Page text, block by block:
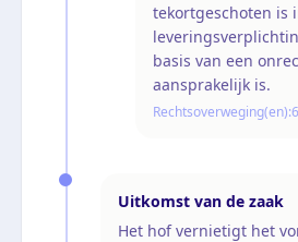
tekortgeschoten is
basis van een
aansprakelijk is.
Rechtsoverweging(en):
Uitkomst van de zaak
Het hof vernietigt het